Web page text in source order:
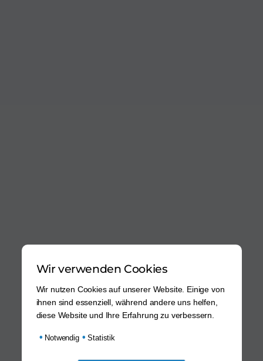
Wir verwenden Cookies
Wir nutzen Cookies auf unserer Website. Einige von
ihnen sind essenziell, während andere uns helfen,
diese Website und Ihre Erfahrung zu verbessern.
• Notwendig • Statistik